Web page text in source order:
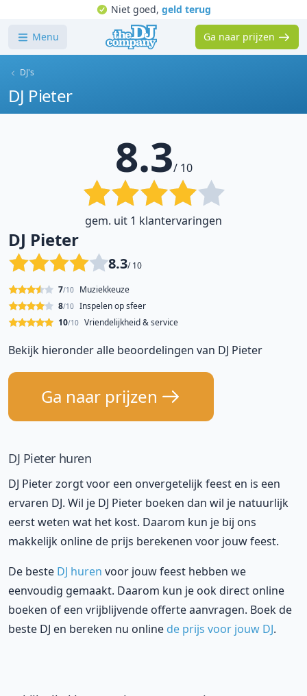
Niet goed, geld terug
Menu Ga naar prijzen
DJ's
DJ Pieter
8.3/ 10
gem. uit 1 klantervaringen
DJ Pieter
8.3/ 10
Muziekkeuze
7/10
Inspelen op sfeer
8/10
Vriendelijkheid & service
10/10
Bekijk hieronder alle beoordelingen van DJ Pieter
Ga naar prijzen
DJ Pieter huren
DJ Pieter zorgt voor een onvergetelijk feest en is een
ervaren DJ. Wil je DJ Pieter boeken dan wil je natuurlijk
eerst weten wat het kost. Daarom kun je bij ons
makkelijk online de prijs berekenen voor jouw feest.
De beste DJ huren voor jouw feest hebben we
eenvoudig gemaakt. Daarom kun je ook direct online
boeken of een vrijblijvende offerte aanvragen. Boek de
beste DJ en bereken nu online de prijs voor jouw DJ.